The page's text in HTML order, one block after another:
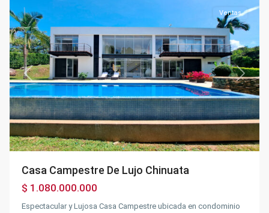
Previous Next
Ventas
Casa Campestre De Lujo Chinuata
$ 1.080.000.000
Espectacular y Lujosa Casa Campestre ubicada en condominio